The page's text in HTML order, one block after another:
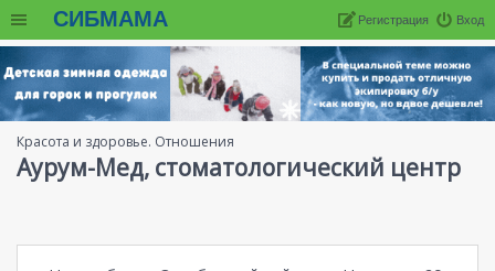
СИБМАМА Вход
Регистрация
Красота и здоровье. Отношения
Аурум-Мед, стоматологический центр